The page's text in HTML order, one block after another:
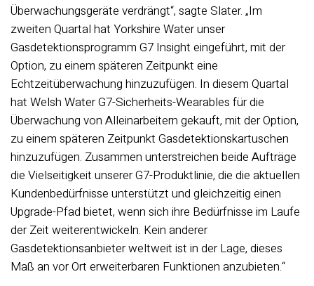
Überwachungsgeräte verdrängt“, sagte Slater. „Im
zweiten Quartal hat Yorkshire Water unser
Gasdetektionsprogramm G7 Insight eingeführt, mit der
Option, zu einem späteren Zeitpunkt eine
Echtzeitüberwachung hinzuzufügen. In diesem Quartal
hat Welsh Water G7-Sicherheits-Wearables für die
Überwachung von Alleinarbeitern gekauft, mit der Option,
zu einem späteren Zeitpunkt Gasdetektionskartuschen
hinzuzufügen. Zusammen unterstreichen beide Aufträge
die Vielseitigkeit unserer G7-Produktlinie, die die aktuellen
Kundenbedürfnisse unterstützt und gleichzeitig einen
Upgrade-Pfad bietet, wenn sich ihre Bedürfnisse im Laufe
der Zeit weiterentwickeln. Kein anderer
Gasdetektionsanbieter weltweit ist in der Lage, dieses
Maß an vor Ort erweiterbaren Funktionen anzubieten.“